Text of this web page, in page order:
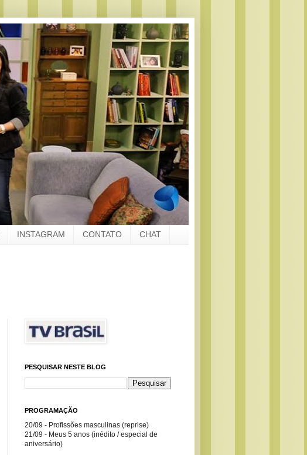
INSTAGRAM CONTATO CHAT
PESQUISAR NESTE BLOG
PROGRAMAÇÃO
20/09 - Profissões masculinas (reprise)
21/09 - Meus 5 anos (inédito / especial de
aniversário)